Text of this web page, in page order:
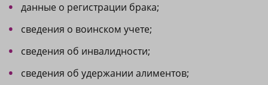
данные о регистрации брака;
сведения о воинском учете;
сведения об инвалидности;
сведения об удержании алиментов;